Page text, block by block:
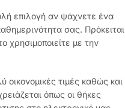
επιλογή αν ψάχνετε ένα
σας. Πρόκειται
χρησιμοποιείτε με την
τιμές καθώς και
όπως οι θήκες